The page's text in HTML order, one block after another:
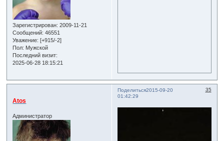
Зарегистрирован: 2009-11-21
Сообщений: 46551
Уважение: [+915/-2]
Пол: Мужской
Последний визит:
2025-06-28 18:15:21
Поделиться 35
2015-09-20
01:42:29
Atos
Администратор